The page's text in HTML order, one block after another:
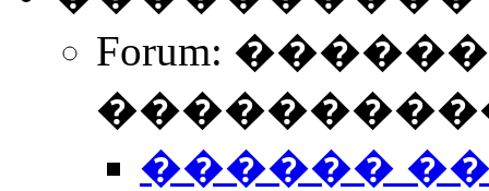
Forum:
������